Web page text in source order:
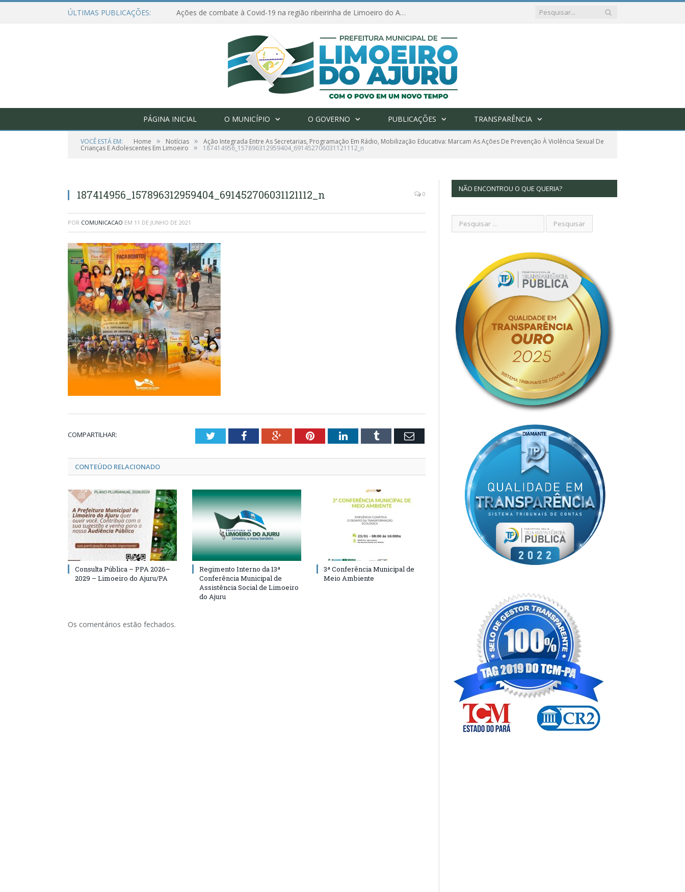
ÚLTIMAS PUBLICAÇÕES: Ações de combate à Covid-19 na região ribeirinha de Limoeiro do Ajuru continuam
PÁGINA INICIAL O MUNICÍPIO O GOVERNO PUBLICAÇÕES TRANSPARÊNCIA
VOCÊ ESTÁ EM: Home » Notícias » Ação Integrada Entre As Secretarias, Programação Em Rádio, Mobilização Educativa: Marcam As Ações De Prevenção À Violência Sexual De
Crianças E Adolescentes Em Limoeiro » 187414956_157896312959404_691452706031121112_n
187414956_157896312959404_691452706031121112_n 0
POR COMUNICACAO EM 11 DE JUNHO DE 2021
COMPARTILHAR: TwitterFacebookGoogle+PinterestLinkedInTumblr Email
CONTEÚDO RELACIONADO
Consulta Pública – PPA 2026–
2029 – Limoeiro do Ajuru/PA
Regimento Interno da 13ª
Conferência Municipal de
Assistência Social de Limoeiro
do Ajuru
3ª Conferência Municipal de
Meio Ambiente
Os comentários estão fechados.
NÃO ENCONTROU O QUE QUERIA?